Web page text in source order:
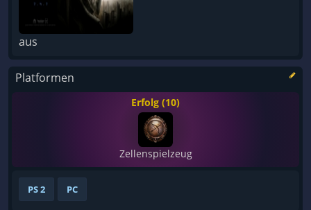
aus
Platformen
Erfolg (10)
Zellenspielzeug
PS 2 PC